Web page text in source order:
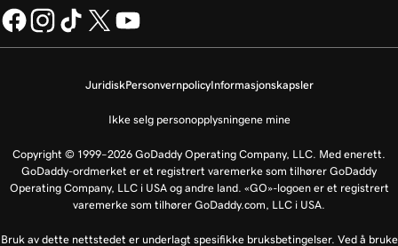
JuridiskPersonvernpolicyInformasjonskapsler
Ikke selg personopplysningene mine
Copyright © 1999–2026 GoDaddy Operating Company, LLC. Med enerett.
GoDaddy-ordmerket er et registrert varemerke som tilhører GoDaddy
Operating Company, LLC i USA og andre land. «GO»-logoen er et registrert
varemerke som tilhører GoDaddy.com, LLC i USA.
Bruk av dette nettstedet er underlagt spesifikke bruksbetingelser. Ved å bruke